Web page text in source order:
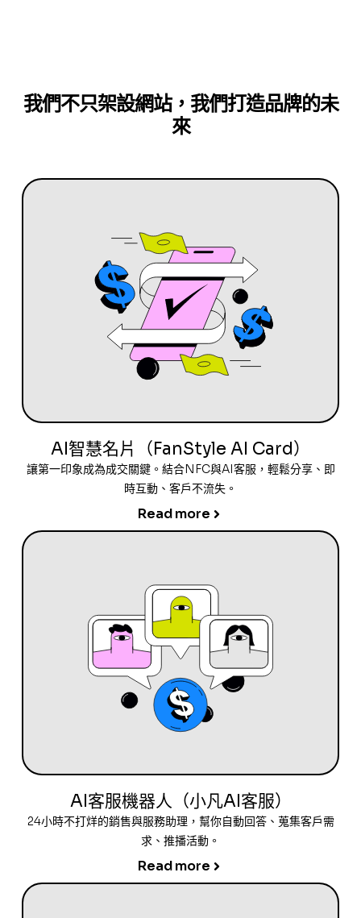
我們不只架設網站，我們打造品牌的未
來
AI智慧名片（FanStyle AI Card）
讓第一印象成為成交關鍵。結合NFC與AI客服，輕鬆分享、即
時互動、客戶不流失。
Read more
AI客服機器人（小凡AI客服）
24小時不打烊的銷售與服務助理，幫你自動回答、蒐集客戶需
求、推播活動。
Read more